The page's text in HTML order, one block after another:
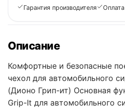
Гарантия производителя
Описание
Комфортные и безопасные
чехол для автомобильного
(Дионо Грип-ит) Основная
Grip-It для автомобильного